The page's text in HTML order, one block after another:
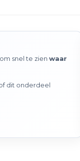
snel te zien waar
dit onderdeel